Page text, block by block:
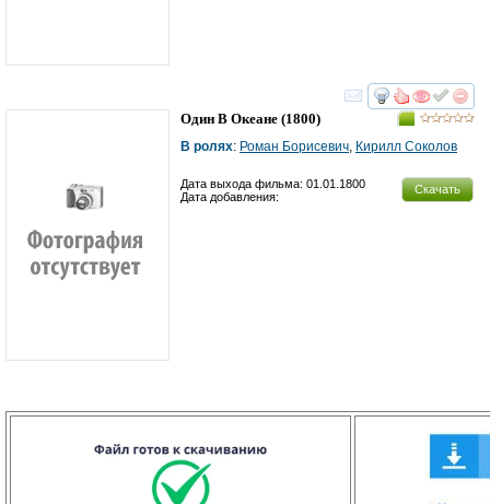
смотреть
Один В Океане (1800)
В ролях: Роман Борисевич, Кирилл Соколов
Скачать
Дата выхода фильма: 01.01.1800
Дата добавления: